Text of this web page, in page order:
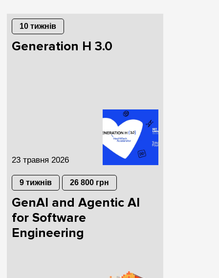
10 тижнів
Generation H 3.0
23 травня 2026
9 тижнів 26 800 грн
GenAI and Agentic AI
for Software
Engineering